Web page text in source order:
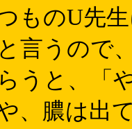
ものU先
言うので
うと、「
膿は出